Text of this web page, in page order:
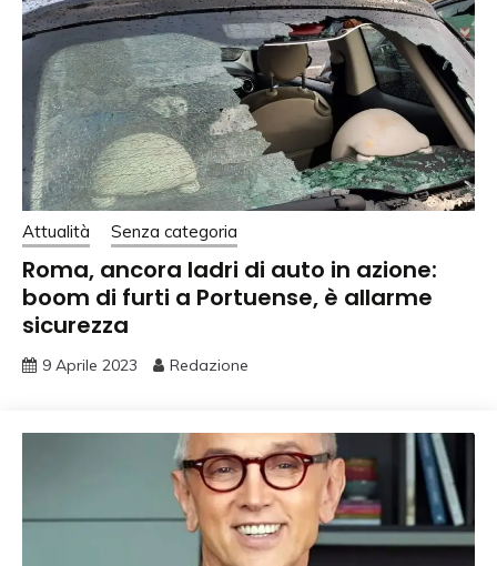
Attualità Senza categoria
Roma, ancora ladri di auto in azione:
boom di furti a Portuense, è allarme
sicurezza
9 Aprile 2023 Redazione